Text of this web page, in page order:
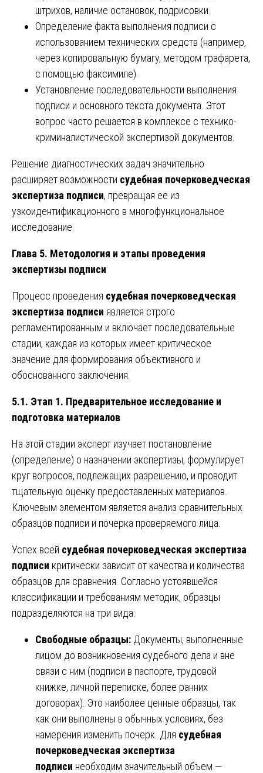
штрихов, наличие остановок, подрисовки.
Определение факта выполнения подписи с
использованием технических средств (например,
через копировальную бумагу, методом трафарета,
с помощью факсимиле).
Установление последовательности выполнения
подписи и основного текста документа. Этот
вопрос часто решается в комплексе с технико-
криминалистической экспертизой документов.
Решение диагностических задач значительно
расширяет возможности судебная почерковедческая
экспертиза подписи, превращая ее из
узкоидентификационного в многофункциональное
исследование.
Глава 5. Методология и этапы проведения
экспертизы подписи
Процесс проведения судебная почерковедческая
экспертиза подписи является строго
регламентированным и включает последовательные
стадии, каждая из которых имеет критическое
значение для формирования объективного и
обоснованного заключения.
5.1. Этап 1. Предварительное исследование и
подготовка материалов
На этой стадии эксперт изучает постановление
(определение) о назначении экспертизы, формулирует
круг вопросов, подлежащих разрешению, и проводит
тщательную оценку предоставленных материалов.
Ключевым элементом является анализ сравнительных
образцов подписи и почерка проверяемого лица.
Успех всей судебная почерковедческая экспертиза
подписи критически зависит от качества и количества
образцов для сравнения. Согласно устоявшейся
классификации и требованиям методик, образцы
подразделяются на три вида:
Свободные образцы: Документы, выполненные
лицом до возникновения судебного дела и вне
связи с ним (подписи в паспорте, трудовой
книжке, личной переписке, более ранних
договорах). Это наиболее ценные образцы, так
как они выполнены в обычных условиях, без
намерения изменить почерк. Для судебная
почерковедческая экспертиза
подписи необходим значительный объем —